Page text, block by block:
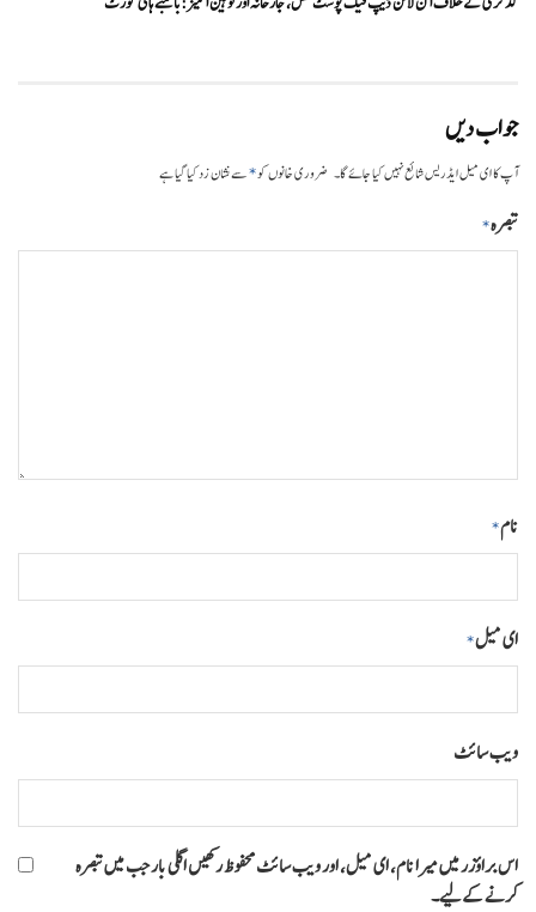
جواب دیں
آپ کا ای میل ایڈریس شائع نہیں کیا جائے گا۔ ضروری خانوں کو*سے نشان زد کیا گیا ہے
تبصرہ*
نام*
ای میل*
ویب‌ سائٹ
اس براؤزر میں میرا نام، ای میل، اور ویب سائٹ محفوظ رکھیں اگلی بار جب میں تبصرہ
کرنے کےلیے۔